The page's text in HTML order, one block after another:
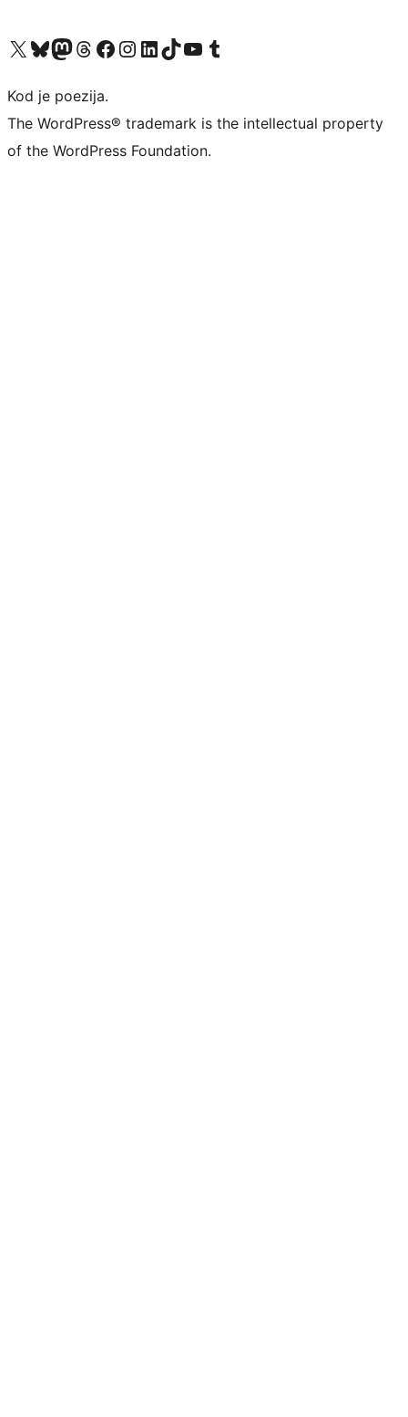
Visit our X (formerly Twitter) account
Visit our Bluesky account
Visit our Mastodon account
Visit our Threads account
Visit our Facebook page
Visit our Instagram account
Visit our LinkedIn account
Visit our TikTok account
Visit our YouTube channel
Visit our Tumblr account
Kod je poezija.
The WordPress® trademark is the intellectual property
of the WordPress Foundation.